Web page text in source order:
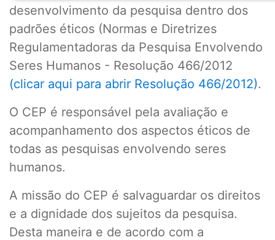
desenvolvimento da pesquisa dentro dos
padrões éticos (Normas e Diretrizes
Regulamentadoras da Pesquisa Envolvendo
Seres Humanos - Resolução 466/2012
(clicar aqui para abrir Resolução 466/2012).
O CEP é responsável pela avaliação e
acompanhamento dos aspectos éticos de
todas as pesquisas envolvendo seres
humanos.
A missão do CEP é salvaguardar os direitos
e a dignidade dos sujeitos da pesquisa.
Desta maneira e de acordo com a